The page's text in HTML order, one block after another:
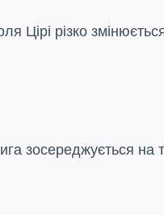
Цірі різко
зосереджується на